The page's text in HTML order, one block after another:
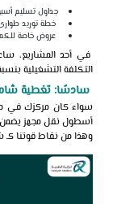
جداول تسليم
خطة توريد
عروض خاصة
في أحد المشاريع،
التكلفة التشغيلية بنسبة 20% خلال أول 6 أشهر بفضل جدول توريد
سادسًا: تغطية
سواء كان مركزك في
أسطول نقل مجهز يضمن
وهذا من نقاط قوتنا كـ